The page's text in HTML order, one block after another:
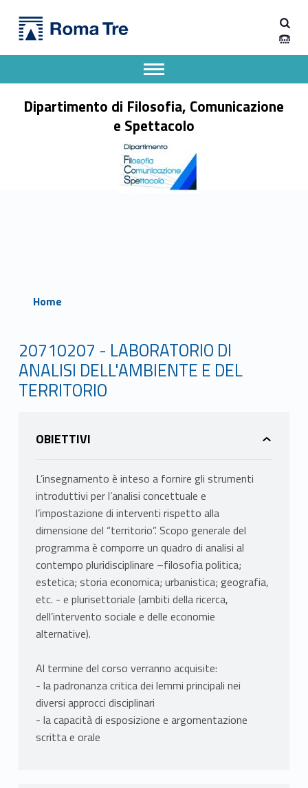
Dipartimento di Filosofia, Comunicazione e Spettacolo
Dipartimento di Filosofia, Comunicazione
e Spettacolo
Apri il menu secondario
Header info sidebar
Home
20710207 - LABORATORIO DI
ANALISI DELL'AMBIENTE E DEL
TERRITORIO
OBIETTIVI
L’insegnamento è inteso a fornire gli strumenti
introduttivi per l’analisi concettuale e
l’impostazione di interventi rispetto alla
dimensione del “territorio”. Scopo generale del
programma è comporre un quadro di analisi al
contempo pluridisciplinare –filosofia politica;
estetica; storia economica; urbanistica; geografia,
etc. - e plurisettoriale (ambiti della ricerca,
dell’intervento sociale e delle economie
alternative).
Al termine del corso verranno acquisite:
- la padronanza critica dei lemmi principali nei
diversi approcci disciplinari
- la capacità di esposizione e argomentazione
scritta e orale